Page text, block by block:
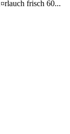
frisch 60...